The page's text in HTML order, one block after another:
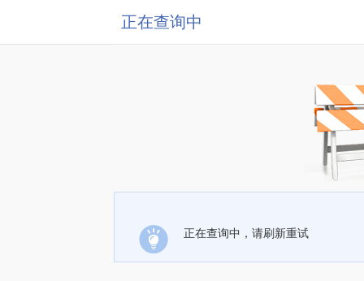
正在查询中
正在查询中，请刷新重试